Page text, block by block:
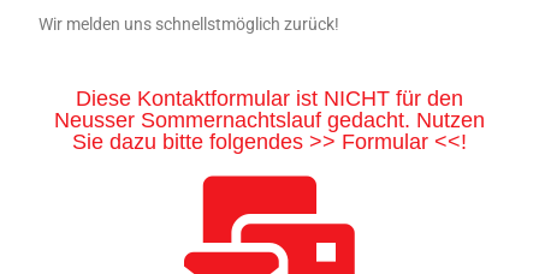
Wir melden uns schnellstmöglich zurück!
Diese Kontaktformular ist NICHT für den
Neusser Sommernachtslauf gedacht. Nutzen
Sie dazu bitte folgendes >> Formular <<!